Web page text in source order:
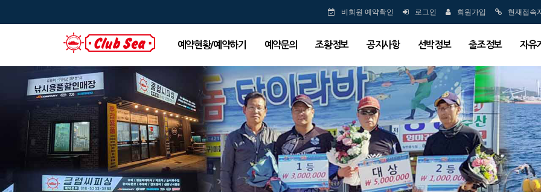
비회원 예약확인 로그인 회원가입 현재접속
예약현황/예약하기 예약문의 조황정보 공지사항 선박정보 출조정보 자유